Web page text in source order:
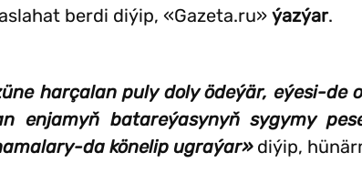
berdi diýip, «Gazeta.ru» ýazýar.
harçalan puly doly ödeýär, eýesi-de
enjamyň batareýasynyň sygymy
da könelip ugraýar»diýip,